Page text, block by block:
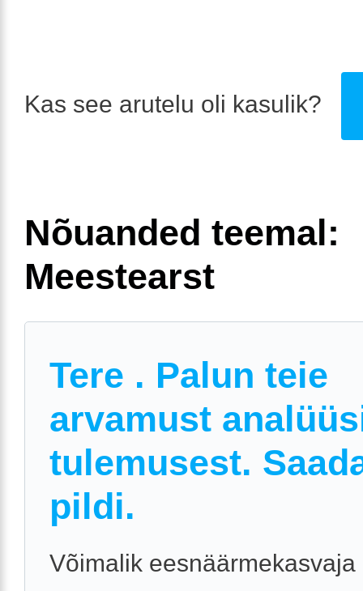
Kas see arutelu oli kasulik?
Nõuanded teemal:
Meestearst
Tere . Palun teie
arvamust
tulemusest.
pildi.
Võimalik eesnäärmekasvaja